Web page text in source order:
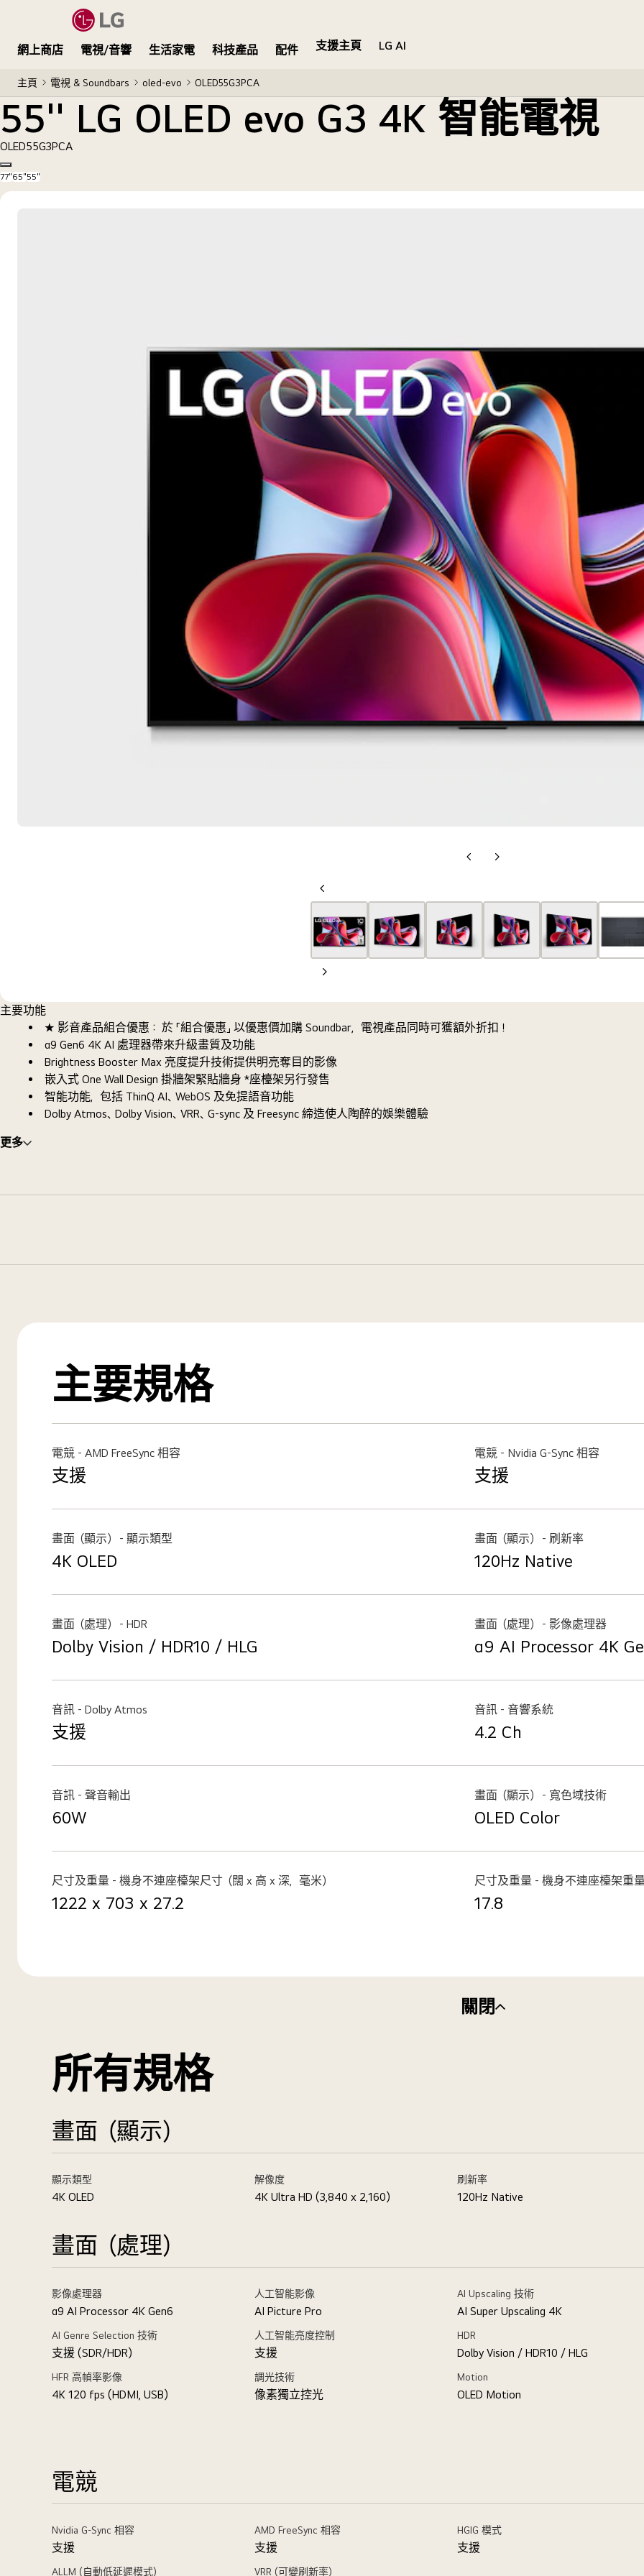
網上商店 電視/音響 生活家電 科技產品 配件 支援主頁 LG AI
主頁 電視 & Soundbars oled-evo OLED55G3PCA
55'' LG OLED evo G3 4K 智能電視
55'' LG OLED evo G3 4K 智能電視
OLED55G3PCA
Copy model name
77"65"55"
上
投
影
片
下
投
影
片
上
張
投
影
片
下
投
片
主要功能
★ 影音產品組合優惠： 於 「組合優惠」 以優惠價加購 Soundbar，電視產品同時可獲額外折扣！
α9 Gen6 4K AI 處理器帶來升級畫質及功能
Brightness Booster Max 亮度提升技術提供明亮奪目的影像
嵌入式 One Wall Design 掛牆架緊貼牆身 *座檯架另行發售
智能功能，包括 ThinQ AI、WebOS 及免提語音功能
Dolby Atmos、Dolby Vision、VRR、G-sync 及 Freesync 締造使人陶醉的娛樂體驗
更多
主要規格
電競 - AMD FreeSync 相容
支援
電競 - Nvidia G-Sync 相容
支援
畫面（顯示） - 顯示類型
4K OLED
畫面（顯示） - 刷新率
120Hz Native
畫面（處理） - HDR
Dolby Vision / HDR10 / HLG
畫面（處理） - 影像處理器
α9 AI Processor 4K
音訊 - Dolby Atmos
支援
音訊 - 音響系統
4.2 Ch
音訊 - 聲音輸出
60W
畫面（顯示） - 寬色域技術
OLED Color
尺寸及重量 - 機身不連座檯架尺寸（闊 x 高 x 深，毫米）
1222 x 703 x 27.2
尺寸及重量 - 機身不連座檯架重
17.8
關閉
所有規格
畫面（顯示）
顯示類型
4K OLED
解像度
4K Ultra HD (3,840 x 2,160)
刷新率
120Hz Native
畫面（處理）
影像處理器
α9 AI Processor 4K Gen6
人工智能影像
AI Picture Pro
AI Upscaling 技術
AI Super Upscaling 4K
AI Genre Selection 技術
支援 (SDR/HDR)
人工智能亮度控制
支援
HDR
Dolby Vision / HDR10 / HLG
HFR 高幀率影像
4K 120 fps (HDMI, USB)
調光技術
像素獨立控光
Motion
OLED Motion
電競
Nvidia G-Sync 相容
支援
AMD FreeSync 相容
支援
HGIG 模式
支援
ALLM (自動低延遲模式) VRR (可變刷新率)